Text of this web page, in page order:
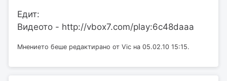
Едит:
Видеото - http://vbox7.com/play:6c48daaa
Мнението беше редактирано от Vic на 05.02.10 15:15.